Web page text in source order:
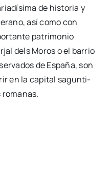
de his­to­ria y
así como con
patri­mo­nio
dels Moros o el barrio
de Espa­ña, son
en la capi­tal sagun­ti­